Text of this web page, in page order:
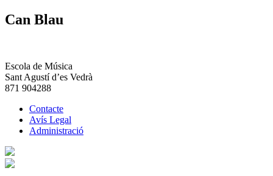
Can Blau
Escola de Música
Sant Agustí d’es Vedrà
871 904288
Contacte
Avís Legal
Administració